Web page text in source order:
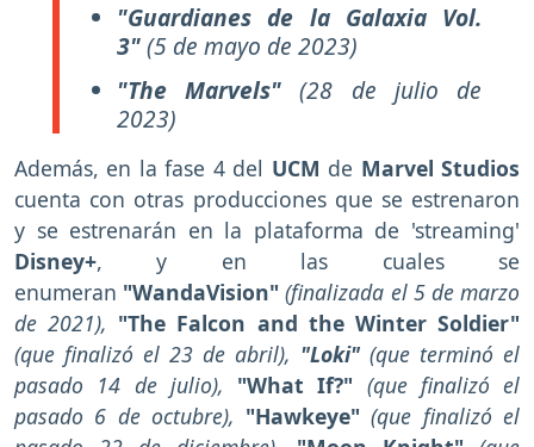
"Guardianes de la Galaxia Vol.
3"(5 de mayo de 2023)
"The Marvels"(28 de julio de
2023)
Además, en la fase 4 del UCM de Marvel Studios
cuenta con otras producciones que se estrenaron
y se estrenarán en la plataforma de 'streaming'
Disney+, y en las cuales se
enumeran "WandaVision" (finalizada el 5 de marzo
de 2021), "The Falcon and the Winter Soldier"
(que finalizó el 23 de abril), "Loki" (que terminó el
pasado 14 de julio), "What If?" (que finalizó el
pasado 6 de octubre), "Hawkeye" (que finalizó el